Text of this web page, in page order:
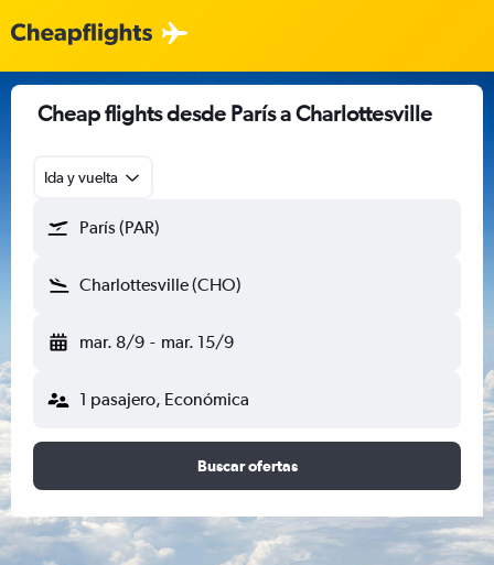
Cheap flights desde París a Charlottesville
Ida y vuelta
París (PAR)
Charlottesville (CHO)
mar. 8/9 - mar. 15/9
1 pasajero, Económica
Buscar ofertas